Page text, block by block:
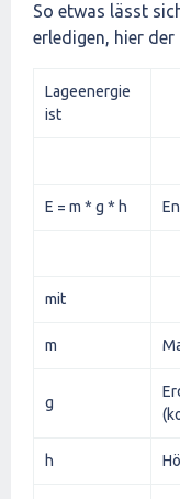
So etwas lässt
erledigen, hier der
Lageenergie
ist
E = m * g * h
mit
m
g
h